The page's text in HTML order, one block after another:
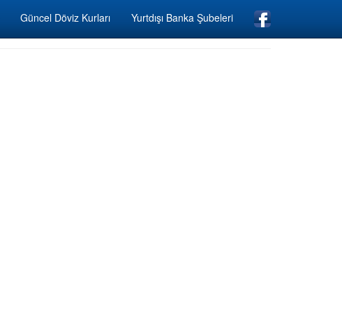
Güncel Döviz Kurları Yurtdışı Banka Şubeleri